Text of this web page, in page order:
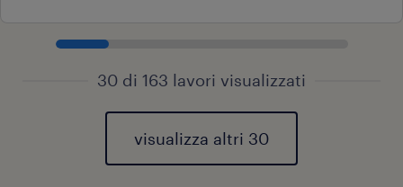
30 di 163 lavori visualizzati
visualizza altri 30